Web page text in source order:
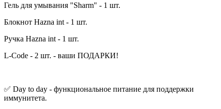
Гель для умывания "Sharm" - 1 шт.
Блокнот Hazna int - 1 шт.
Ручка Hazna int - 1 шт.
L-Code - 2 шт. - ваши ПОДАРКИ!
✅ Day to day - функциональное питание для поддержки
иммунитета.